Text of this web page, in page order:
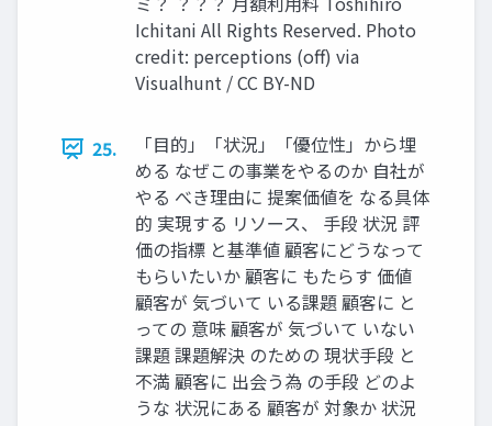
Ichitani All Rights Reserved. Photo
credit: perceptions (oﬀ) via
Visualhunt / CC BY-ND
25.
「⽬的」「状況」「優位性」から埋
める なぜこの事業をやるのか ⾃社が
やる べき理由に 提案価値を なる具体
的 実現する リソース、 ⼿段 状況 評
価の指標 と基準値 顧客にどうなって
もらいたいか 顧客に もたらす 価値
顧客が 気づいて いる課題 顧客に と
っての 意味 顧客が 気づいて いない
課題 課題解決 のための 現状⼿段 と
不満 顧客に 出会う為 の⼿段 どのよ
うな 状況にある 顧客が 対象か 状況